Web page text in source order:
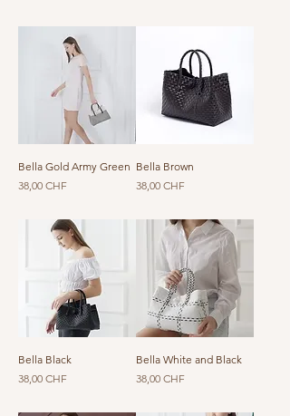
Bella Gold Army Green
Prezzo
38,00 CHF
Bella Brown
Prezzo
38,00 CHF
Bella Black
Prezzo
38,00 CHF
Bella White and Black
Prezzo
38,00 CHF